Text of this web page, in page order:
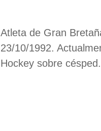
Atleta de Gran
23/10/1992.
Hockey sobre césped.